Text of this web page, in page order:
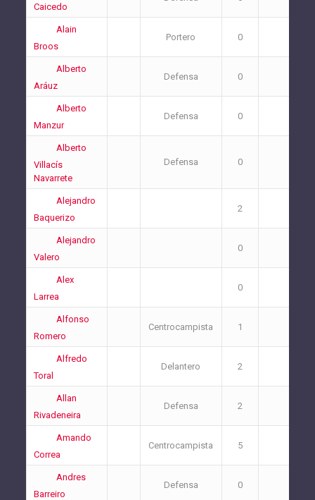
Caicedo
Alain
Broos
Portero 0
Alberto
Aráuz
Defensa 0
Alberto
Manzur
Defensa 0
Alberto
Villacís
Navarrete
Defensa 0
Alejandro
Baquerizo
2
Alejandro
Valero
0
Alex
Larrea
0
Alfonso
Romero
Centrocampista 1
Alfredo
Toral
Delantero 2
Allan
Rivadeneira
Defensa 2
Amando
Correa
Centrocampista 5
Andres
Barreiro
Defensa 0